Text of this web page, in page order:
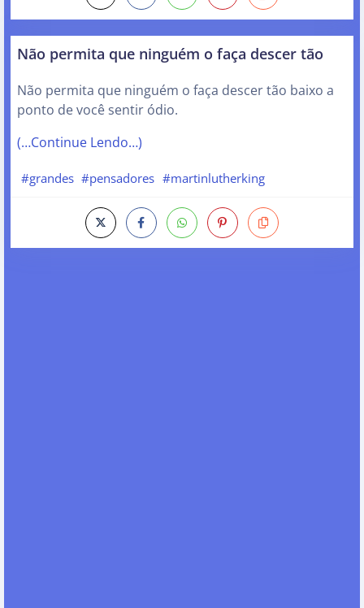
Não permita que ninguém o faça descer tão
Não permita que ninguém o faça descer tão baixo a
ponto de você sentir ódio.
(…Continue Lendo…)
#grandes #pensadores #martinlutherking